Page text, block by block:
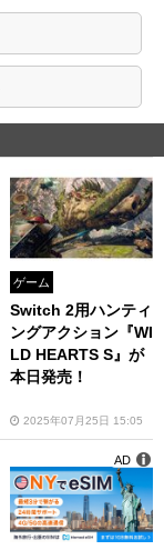
ゲーム
Switch 2用ハンティ
ングアクション『WI
LD HEARTS S』が
本日発売！
2025年07月25日 15:05
AD